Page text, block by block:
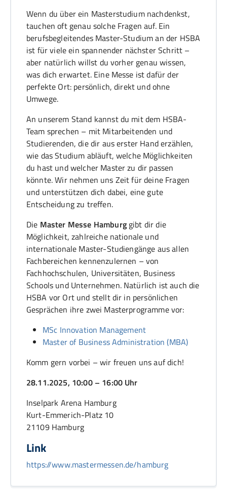
Wenn du über ein Masterstudium nachdenkst,
tauchen oft genau solche Fragen auf. Ein
berufsbegleitendes Master-Studium an der HSBA
ist für viele ein spannender nächster Schritt –
aber natürlich willst du vorher genau wissen,
was dich erwartet. Eine Messe ist dafür der
perfekte Ort: persönlich, direkt und ohne
Umwege.
An unserem Stand kannst du mit dem HSBA-
Team sprechen – mit Mitarbeitenden und
Studierenden, die dir aus erster Hand erzählen,
wie das Studium abläuft, welche Möglichkeiten
du hast und welcher Master zu dir passen
könnte. Wir nehmen uns Zeit für deine Fragen
und unterstützen dich dabei, eine gute
Entscheidung zu treffen.
Die Master Messe Hamburggibt dir die
Möglichkeit, zahlreiche nationale und
internationale Master-Studiengänge aus allen
Fachbereichen kennenzulernen – von
Fachhochschulen, Universitäten, Business
Schools und Unternehmen. Natürlich ist auch die
HSBA vor Ort und stellt dir in persönlichen
Gesprächen ihre zwei Masterprogramme vor:
MSc Innovation Management
Master of Business Administration (MBA)
Komm gern vorbei – wir freuen uns auf dich!
28.11.2025, 10:00 – 16:00 Uhr
Inselpark Arena Hamburg
Kurt-Emmerich-Platz 10
21109 Hamburg
Link
https://www.mastermessen.de/hamburg